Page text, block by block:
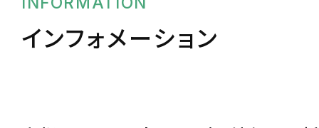
インフォメーション